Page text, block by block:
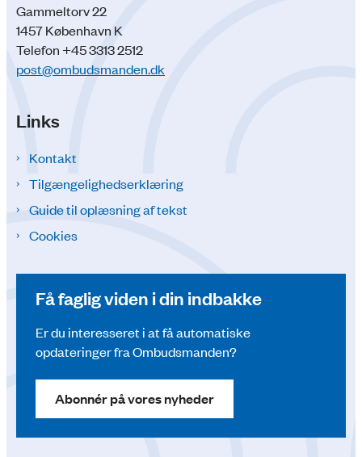
Gammeltorv 22
1457 København K
Telefon +45 3313 2512
post@ombudsmanden.dk
Links
Kontakt
Tilgængelighedserklæring
Guide til oplæsning af tekst
Cookies
Få faglig viden i din indbakke
Er du interesseret i at få automatiske
opdateringer fra Ombudsmanden?
Abonnér på vores nyheder